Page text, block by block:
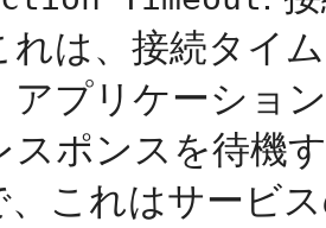
れは、接続タイ
アプリケーショ
スポンスを待機
、これはサービ